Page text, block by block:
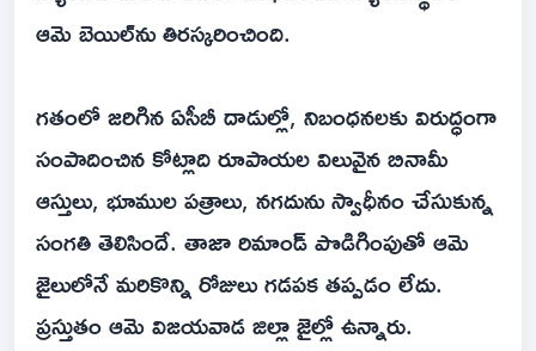
ఆమె బెయిల్‌ను తిరస్కరించింది.
గతంలో జరిగిన ఏసీబీ దాడుల్లో, నిబంధనలకు విరుద్ధంగా
సంపాదించిన కోట్లాది రూపాయల విలువైన బినామీ
ఆస్తులు, భూముల పత్రాలు, నగదును స్వాధీనం చేసుకున్న
సంగతి తెలిసిందే. తాజా రిమాండ్ పొడిగింపుతో ఆమె
జైలులోనే మరికొన్ని రోజులు గడపక తప్పడం లేదు.
ప్రస్తుతం ఆమె విజయవాడ జిల్లా జైల్లో ఉన్నారు.